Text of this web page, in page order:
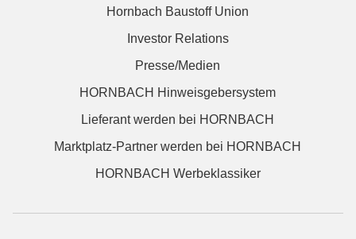
Hornbach Baustoff Union
Investor Relations
Presse/Medien
HORNBACH Hinweisgebersystem
Lieferant werden bei HORNBACH
Marktplatz-Partner werden bei HORNBACH
HORNBACH Werbeklassiker